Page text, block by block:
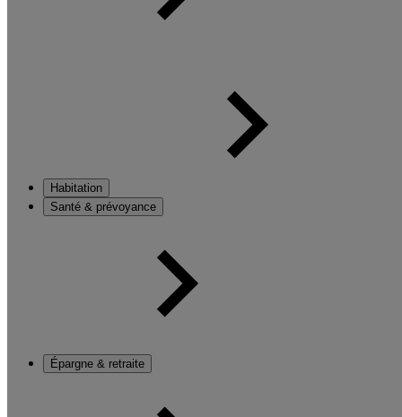
Habitation
Santé & prévoyance
Épargne & retraite